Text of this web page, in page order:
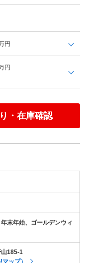
円
円
・在庫確認
末年始、ゴールデンウィ
185-1
ップ）